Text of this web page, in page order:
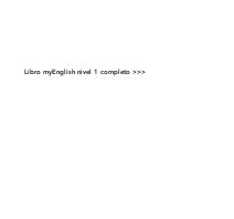
Libro myEnglish nivel 1 completo >>>